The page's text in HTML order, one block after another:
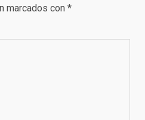
marcados con *